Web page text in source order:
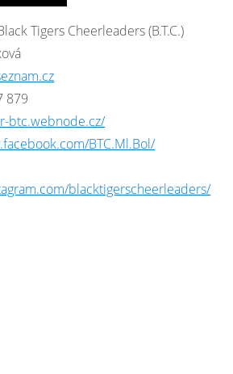
Tigers Cheerleaders (B.T.C.)
879
btc.webnode.cz/
BTC.Ml.Bol/
blacktigerscheerleaders/